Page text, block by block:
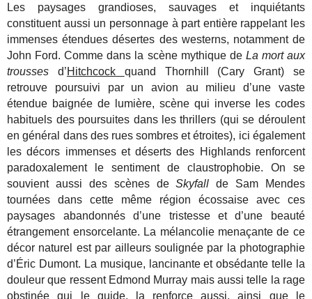
Les paysages grandioses, sauvages et inquiétants
constituent aussi un personnage à part entière rappelant les
immenses étendues désertes des westerns, notamment de
John Ford.Comme dans la scène mythique de La mort aux
trousses d’Hitchcock quand Thornhill (Cary Grant) se
retrouve poursuivi par un avion au milieu d’une vaste
étendue baignée de lumière, scène qui inverse les codes
habituels des poursuites dans les thrillers (qui se déroulent
en général dans des rues sombres et étroites), ici également
les décors immenses et déserts des Highlands renforcent
paradoxalement le sentiment de claustrophobie. On se
souvient aussi des scènes deSkyfall de Sam Mendes
tournées dans cette même région écossaise avec ces
paysages abandonnés d’une tristesse et d’une beauté
étrangement ensorcelante. La mélancolie menaçante de ce
décor naturel est par ailleurs soulignée par la photographie
d’Éric Dumont. La musique, lancinante et obsédante telle la
douleur que ressent Edmond Murray mais aussi telle la rage
obstinée qui le guide, la renforce aussi, ainsi que le